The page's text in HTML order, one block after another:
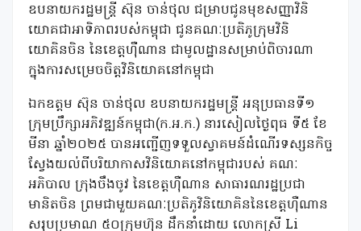
ឧបនាយករដ្ឋមន្ត្រី ស៊ុន ចាន់ថុល ជម្រាបជូនមុខសញ្ញាវិនិ
យោគជាអាទិភាពរបស់កម្ពុជា ជូនគណៈប្រតិភូក្រុមវិនិ
យោគិនចិន នៃខេត្តហ៊ឺណាន ជាមូលដ្ឋានសម្រាប់ពិចារណា
ក្នុងការសម្រេចចិត្តវិនិយោគនៅកម្ពុជា
ឯកឧត្តម ស៊ុន ចាន់ថុល ឧបនាយករដ្ឋមន្ត្រី អនុប្រធានទី១
ក្រុមប្រឹក្សាអភិវឌ្ឍន៍កម្ពុជា(ក.អ.ក.) នារសៀលថ្ងៃពុធ ទី៥ ខែ
មីនា ឆ្នាំ២០២៥ បានអញ្ជើញទទួលស្វាគមន៍ដំណើរទស្សនកិច្ច
ស្វែងយល់ពីបរិយាកាសវិនិយោគនៅកម្ពុជារបស់ គណៈ
អភិបាល ក្រុងចឹងចូវ នៃខេត្តហ៊ឺណាន សាធារណរដ្ឋប្រជា
មានិតចិន ព្រមជាមួយគណៈប្រតិភូវិនិយោគិននៃខេត្តហ៊ឺណាន
សរុបប្រមាណ ៥០ក្រុមហ៊ុន ដឹកនាំដោយ លោកស្រី Li